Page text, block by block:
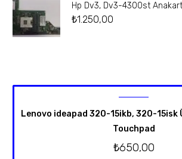
Hp Dv3, Dv3-4300st Anakart
₺1.250,00
Lenovo ideapad 320-15ikb, 320-15isk
Touchpad
₺650,00